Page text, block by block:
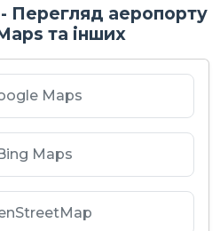
- Перегляд аеропорту
та інших
Maps
Maps